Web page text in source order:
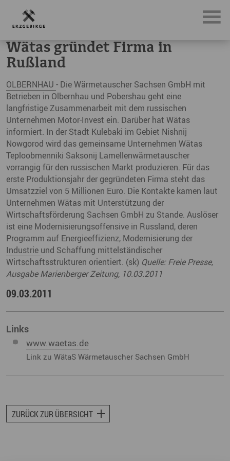
News, Neuigkeiten & Nachrichten aus dem Erzgebirge
Wätas gründet Firma in
Rußland
OLBERNHAU - Die Wärmetauscher Sachsen GmbH mit
Betrieben in Olbernhau und Pobershau geht eine
langfristige Zusammenarbeit mit dem russischen
Unternehmen Motor-Invest ein. Darüber hat Wätas
informiert. In der Stadt Kulebaki im Gebiet Nishnij
Nowgorod wird das gemeinsame Unternehmen Wätas
Teploobmenniki Saksonij Lamellenwärmetauscher
vorrangig für den russischen Markt produzieren. Für das
erste Produktionsjahr der gegründeten Firma steht das
Umsatzziel von 5 Millionen Euro. Die Kontakte kamen laut
Unternehmen Wätas mit Unterstützung der
Wirtschaftsförderung Sachsen GmbH zu Stande. Auslöser
ist eine Modernisierungsoffensive in Russland, deren
Programm auf Energieeffizienz, Modernisierung der
Industrie und Schaffung mittelständischer
Wirtschaftsstrukturen orientiert. (sk) Quelle: Freie Presse,
Ausgabe Marienberger Zeitung, 10.03.2011
09.03.2011
Links
www.waetas.de
Link zu WätaS Wärmetauscher Sachsen GmbH
ZURÜCK ZUR ÜBERSICHT